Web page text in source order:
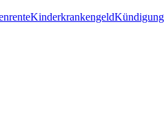
Kinderkrankengeld